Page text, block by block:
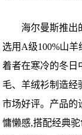
海尔曼斯推出
选用A级100%山
着者在寒冷的冬日
毛、羊绒衫制造经
市场好评。产品的
慵懒感,搭配经典